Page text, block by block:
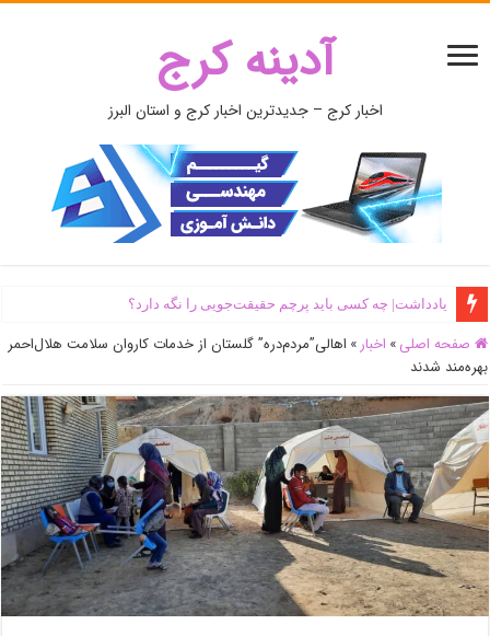
آدینه کرج
اخبار کرج – جدیدترین اخبار کرج و استان البرز
یادداشت| ‌چه کسی باید پرچم حقیقت‌جویی را نگه دارد؟
صفحه اصلی » اخبار » اهالی”مردم‌دره” گلستان از خدمات کاروان سلامت هلال‌احمر
بهره‌مند شدند